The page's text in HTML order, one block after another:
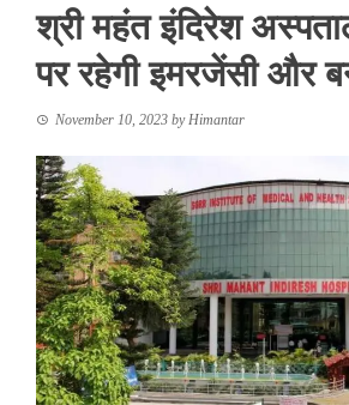
श्री महंत इंदिरेश
पर रहेगी इमरजेंसी और
November 10, 2023 byHimantar